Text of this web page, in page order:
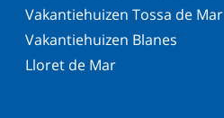
Vakantiehuizen Tossa de Mar
Vakantiehuizen Blanes
Lloret de Mar